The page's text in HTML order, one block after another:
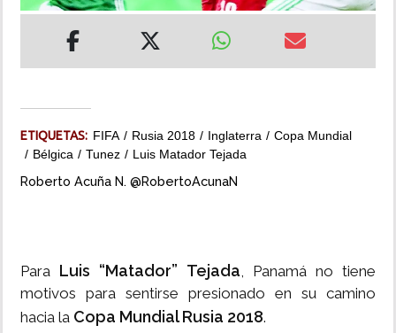
ETIQUETAS: FIFA Rusia 2018 Inglaterra
Copa Mundial
Bélgica
Tunez Luis Matador Tejada
Roberto Acuña N. @RobertoAcunaN
Para Luis “Matador” Tejada, Panamá no tiene
motivos para sentirse presionado en su camino
hacia la Copa Mundial Rusia 2018.